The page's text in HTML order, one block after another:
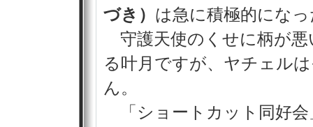
づき） は急に積極的にな
守護天使のくせに柄が悪
る叶月ですが、ヤチェル
ん。
「ショートカット同好会